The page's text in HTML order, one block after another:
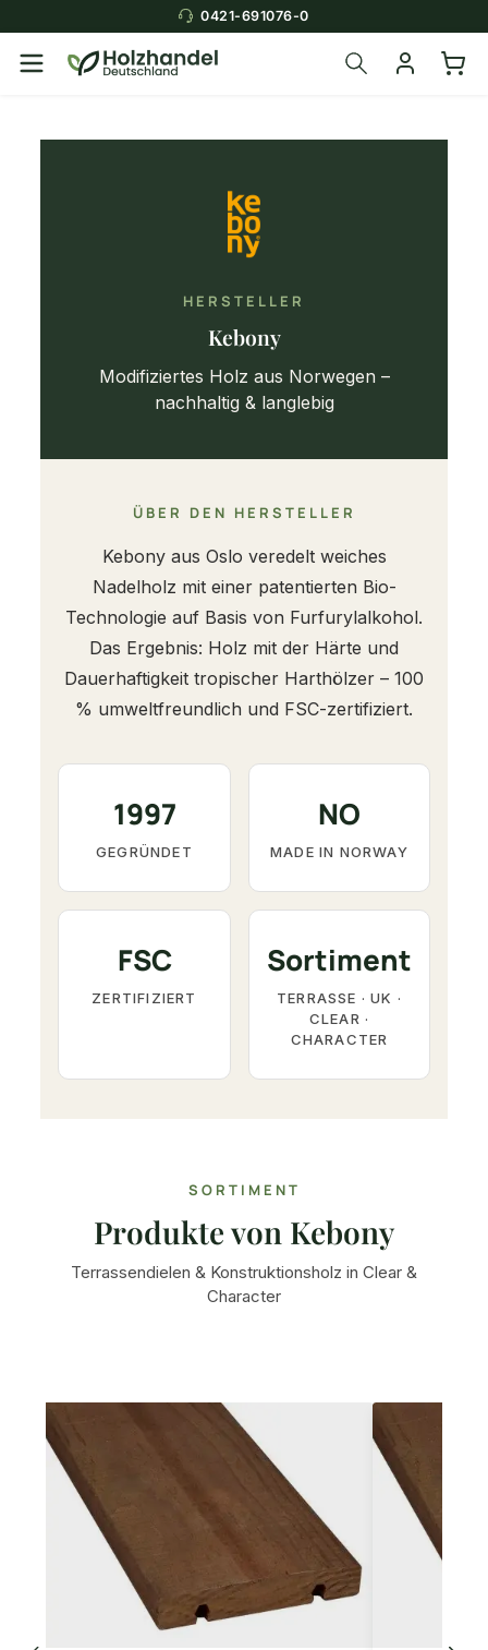
0421-691076-0
HERSTELLER
Kebony
Modifiziertes Holz aus Norwegen –
nachhaltig & langlebig
ÜBER DEN HERSTELLER
Kebony aus Oslo veredelt weiches
Nadelholz mit einer patentierten Bio-
Technologie auf Basis von Furfurylalkohol.
Das Ergebnis: Holz mit der Härte und
Dauerhaftigkeit tropischer Harthölzer – 100
% umweltfreundlich und FSC-zertifiziert.
1997
GEGRÜNDET
NO
MADE IN NORWAY
FSC
ZERTIFIZIERT
Sortiment
TERRASSE · UK ·
CLEAR ·
CHARACTER
SORTIMENT
Produkte von Kebony
Terrassendielen & Konstruktionsholz in Clear &
Character
Produktgalerie überspringen